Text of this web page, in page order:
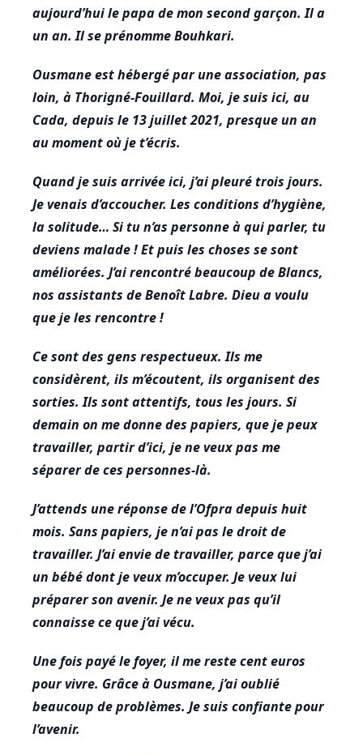
aujourd’hui le papa de mon second garçon. Il a
un an. Il se prénomme Bouhkari.
Ousmane est hébergé par une association, pas
loin, à Thorigné-Fouillard. Moi, je suis ici, au
Cada, depuis le 13 juillet 2021, presque un an
au moment où je t’écris.
Quand je suis arrivée ici, j’ai pleuré trois jours.
Je venais d’accoucher. Les conditions d’hygiène,
la solitude… Si tu n’as personne à qui parler, tu
deviens malade ! Et puis les choses se sont
améliorées. J’ai rencontré beaucoup de Blancs,
nos assistants de Benoît Labre. Dieu a voulu
que je les rencontre !
Ce sont des gens respectueux. Ils me
considèrent, ils m’écoutent, ils organisent des
sorties. Ils sont attentifs, tous les jours. Si
demain on me donne des papiers, que je peux
travailler, partir d’ici, je ne veux pas me
séparer de ces personnes-là.
J’attends une réponse de l’Ofpra depuis huit
mois. Sans papiers, je n’ai pas le droit de
travailler. J’ai envie de travailler, parce que j’ai
un bébé dont je veux m’occuper. Je veux lui
préparer son avenir. Je ne veux pas qu’il
connaisse ce que j’ai vécu.
Une fois payé le foyer, il me reste cent euros
pour vivre. Grâce à Ousmane, j’ai oublié
beaucoup de problèmes. Je suis confiante pour
l’avenir.